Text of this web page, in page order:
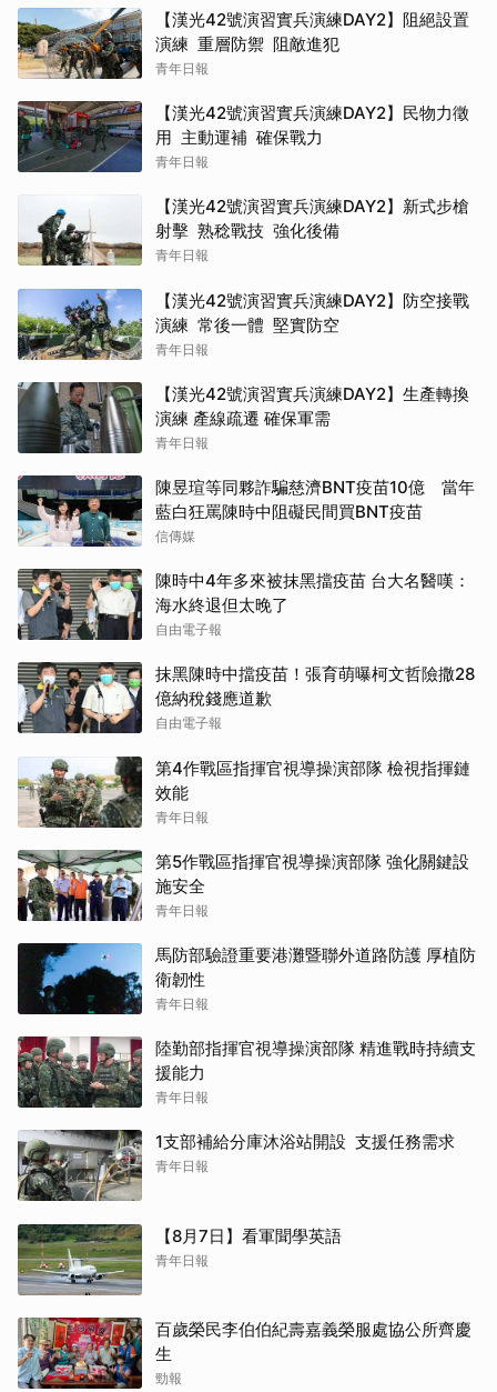
【漢光42號演習實兵演練DAY2】阻絕設置
演練 重層防禦 阻敵進犯
青年日報
【漢光42號演習實兵演練DAY2】民物力徵
用 主動運補 確保戰力
青年日報
【漢光42號演習實兵演練DAY2】新式步槍
射擊 熟稔戰技 強化後備
青年日報
【漢光42號演習實兵演練DAY2】防空接戰
演練 常後一體 堅實防空
青年日報
【漢光42號演習實兵演練DAY2】生產轉換
演練 產線疏遷 確保軍需
青年日報
陳昱瑄等同夥詐騙慈濟BNT疫苗10億 當年
藍白狂罵陳時中阻礙民間買BNT疫苗
信傳媒
陳時中4年多來被抹黑擋疫苗 台大名醫嘆：
海水終退但太晚了
自由電子報
抹黑陳時中擋疫苗！張育萌曝柯文哲險撒28
億納稅錢應道歉
自由電子報
第4作戰區指揮官視導操演部隊 檢視指揮鏈
效能
青年日報
第5作戰區指揮官視導操演部隊 強化關鍵設
施安全
青年日報
馬防部驗證重要港灘暨聯外道路防護 厚植防
衛韌性
青年日報
陸勤部指揮官視導操演部隊 精進戰時持續支
援能力
青年日報
1支部補給分庫沐浴站開設 支援任務需求
青年日報
【8月7日】看軍聞學英語
青年日報
百歲榮民李伯伯紀壽嘉義榮服處協公所齊慶
生
勁報